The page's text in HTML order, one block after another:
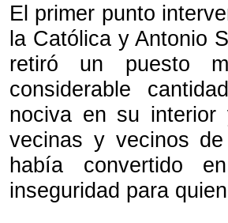
El primer punto
la Católica y Antonio
retiró un puesto
considerable
nociva en su
vecinas y vecinos
había convertido
inseguridad para